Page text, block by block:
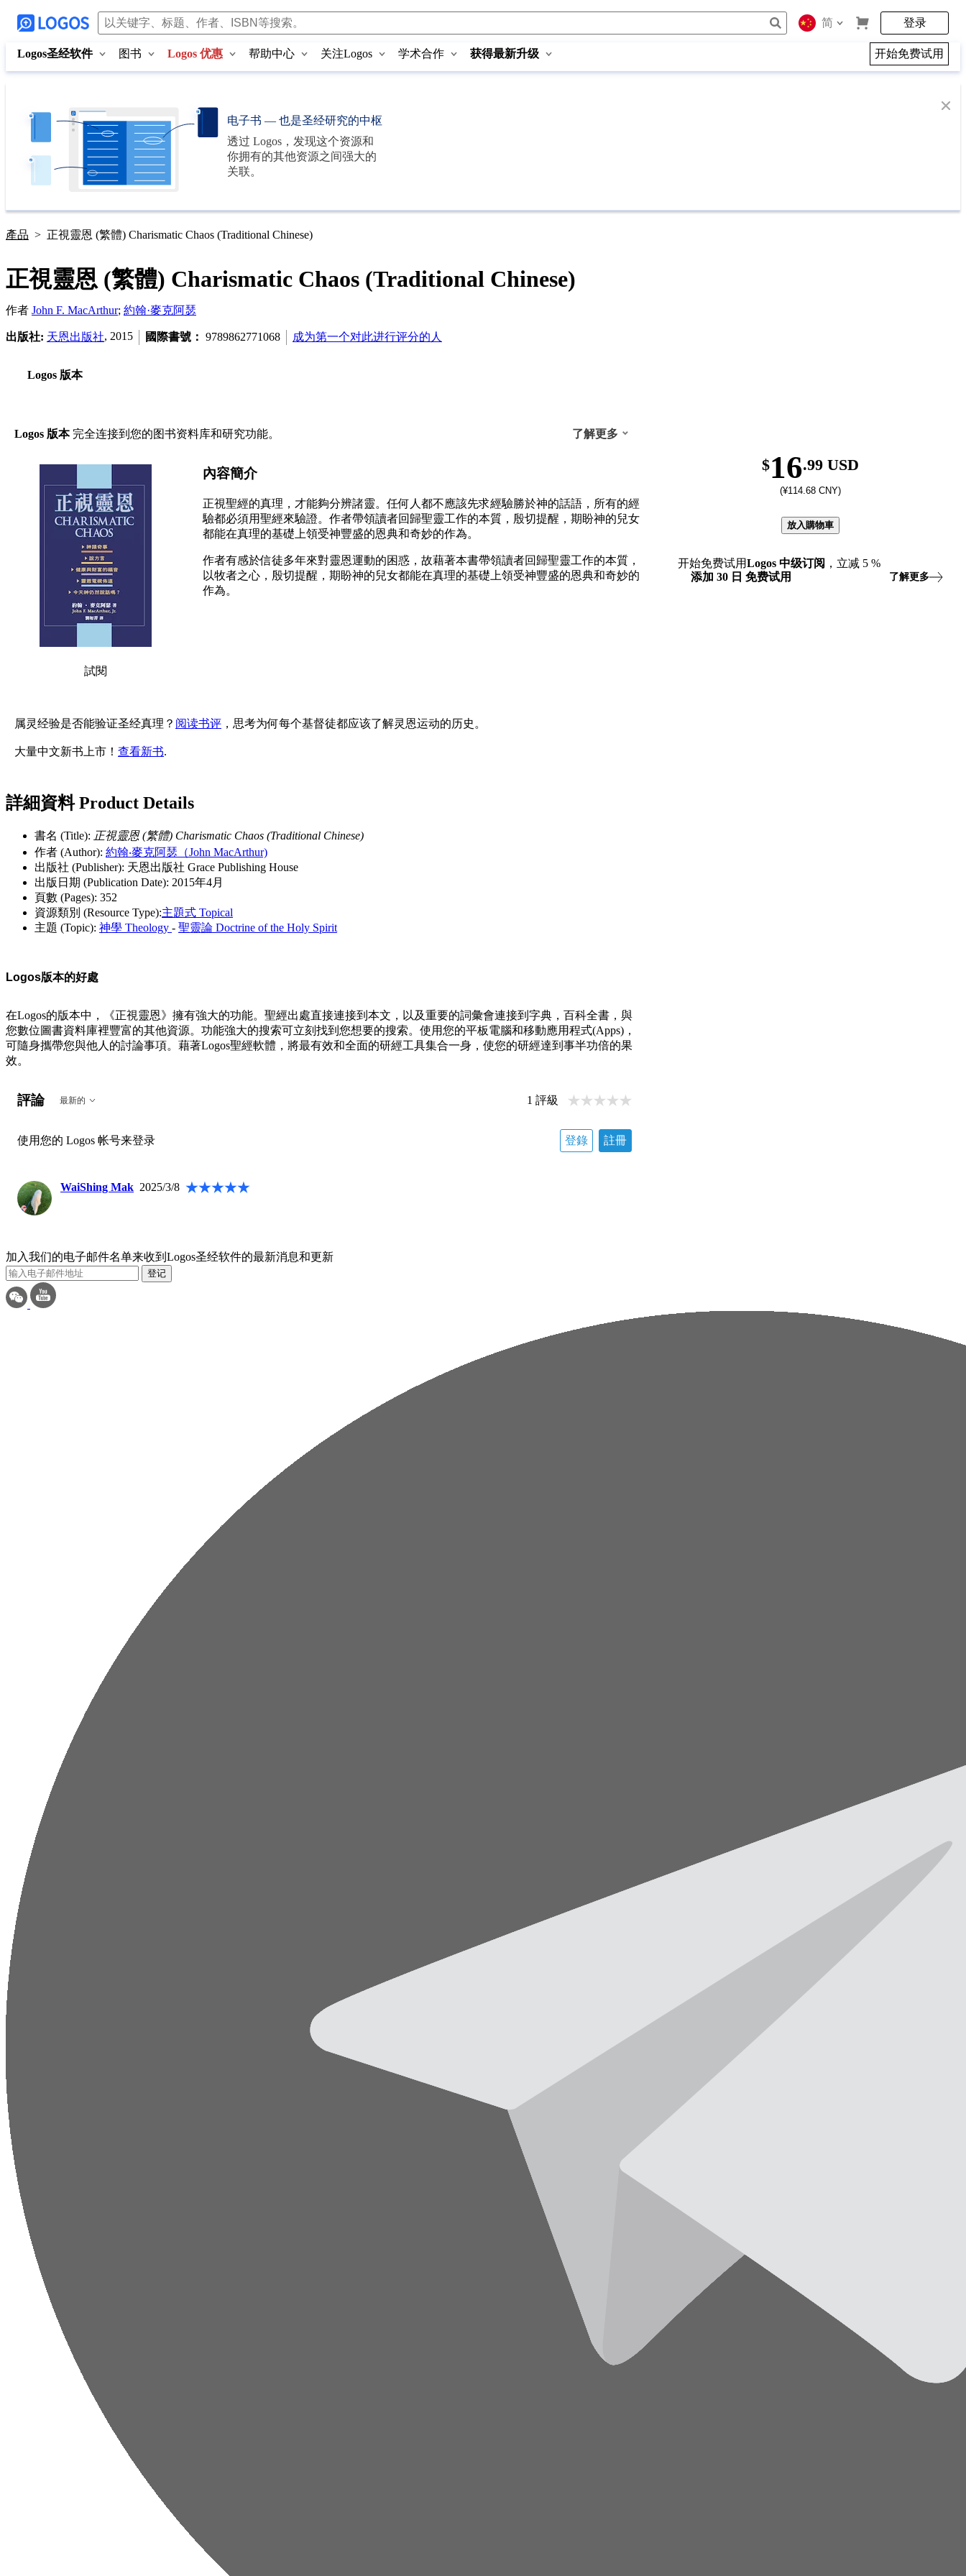
简 登录
Logos圣经软件 图书 Logos 优惠 帮助中心 关注Logos 学术合作 获得最新升级 开始免费试用
电子书 — 也是圣经研究的中枢
透过 Logos ，发现这个资源和
你拥有的其他资源之间强大的
关联。
產品 > 正視靈恩 (繁體) Charismatic Chaos (Traditional Chinese)
正視靈恩 (繁體) Charismatic Chaos (Traditional Chinese)
作者 John F. MacArthur; 約翰·麥克阿瑟
出版社: 天恩出版社, 2015 國際書號： 9789862771068 成为第一个对此进行评分的人
Logos 版本
Logos 版本完全连接到您的图书资料库和研究功能。 了解更多
試閱
內容簡介
正視聖經的真理，才能夠分辨諸靈。任何人都不應該先求經驗勝於神的話語，所有的經
驗都必須用聖經來驗證。作者帶領讀者回歸聖靈工作的本質，殷切提醒，期盼神的兒女
都能在真理的基礎上領受神豐盛的恩典和奇妙的作為。
作者有感於信徒多年來對靈恩運動的困惑，故藉著本書帶領讀者回歸聖靈工作的本質，
以牧者之心，殷切提醒，期盼神的兒女都能在真理的基礎上領受神豐盛的恩典和奇妙的
作為。
属灵经验是否能验证圣经真理？ 阅读书评 ，思考为何每个基督徒都应该了解灵恩运动的历史。
大量中文新书上市！ 查看新书.
詳細資料 Product Details
書名 (Title): 正視靈恩 (繁體) Charismatic Chaos (Traditional Chinese)
作者 (Author): 約翰‧麥克阿瑟（John MacArthur)
出版社 (Publisher): 天恩出版社 Grace Publishing House
出版日期 (Publication Date): 2015年4月
頁數 (Pages): 352
資源類別 (Resource Type):主題式 Topical
主題 (Topic): 神學 Theology - 聖靈論 Doctrine of the Holy Spirit
Logos版本的好處
在Logos的版本中，《正視靈恩》擁有強大的功能。聖經出處直接連接到本文，以及重要的詞彙會連接到字典，百科全書，與
您數位圖書資料庫裡豐富的其他資源。功能強大的搜索可立刻找到您想要的搜索。使用您的平板電腦和移動應用程式(Apps)，
可隨身攜帶您與他人的討論事項。藉著Logos聖經軟體，將最有效和全面的研經工具集合一身，使您的研經達到事半功倍的果
效。
評論 最新的 1 評級
使用您的 Logos 帐号来登录 登錄 註冊
WaiShing Mak 2025/3/8
$16.99 USD
(¥114.68 CNY)
放入購物車
开始免费试用Logos 中级订阅 ，立减 5%
添加 30 日 免费试用 了解更多
加入我们的电子邮件名单来收到Logos圣经软件的最新消息和更新
登记